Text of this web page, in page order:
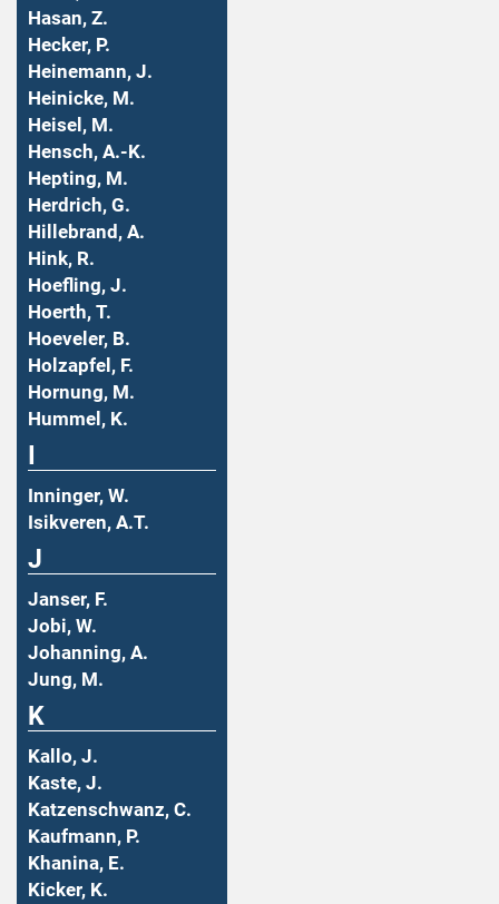
Hasan, Z.
Hecker, P.
Heinemann, J.
Heinicke, M.
Heisel, M.
Hensch, A.-K.
Hepting, M.
Herdrich, G.
Hillebrand, A.
Hink, R.
Hoefling, J.
Hoerth, T.
Hoeveler, B.
Holzapfel, F.
Hornung, M.
Hummel, K.
Inninger, W.
Isikveren, A.T.
J
Janser, F.
Jobi, W.
Johanning, A.
Jung, M.
K
Kallo, J.
Kaste, J.
Katzenschwanz, C.
Kaufmann, P.
Khanina, E.
Kicker, K.